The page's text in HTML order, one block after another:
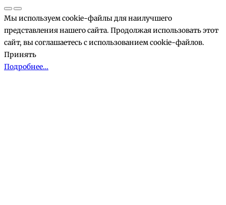
Мы используем cookie-файлы для наилучшего
представления нашего сайта. Продолжая использовать этот
сайт, вы соглашаетесь с использованием cookie-файлов.
Принять
Подробнее…